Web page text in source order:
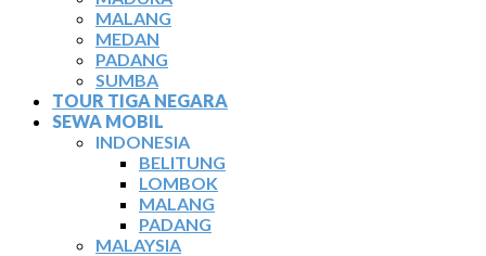
MALANG
MEDAN
PADANG
SUMBA
TOUR TIGA NEGARA
SEWA MOBIL
INDONESIA
BELITUNG
LOMBOK
MALANG
PADANG
MALAYSIA